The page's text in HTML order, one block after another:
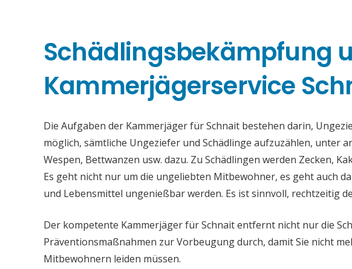
Schädlingsbekämpfung
Kammerjägerservice
Die Aufgaben der Kammerjäger für Schnait bestehen darin,
möglich, sämtliche Ungeziefer und Schädlinge aufzuzählen, unter
Wespen, Bettwanzen usw. dazu. Zu Schädlingen werden Zecken,
Es geht nicht nur um die ungeliebten Mitbewohner, es geht auch
und Lebensmittel ungenießbar werden. Es ist sinnvoll, rechtzeitig
Der kompetente Kammerjäger für Schnait entfernt nicht nur die
Präventionsmaßnahmen zur Vorbeugung durch, damit Sie nicht
Mitbewohnern leiden müssen.